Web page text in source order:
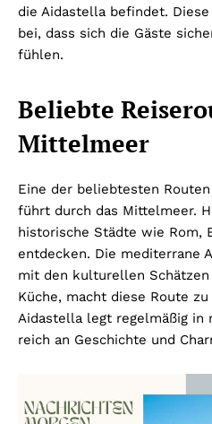
die Aidastella befindet.
bei, dass sich die Gäste
fühlen.
Beliebte
Mittelmeer
Eine der beliebtesten
führt durch das Mittelmeer.
historische Städte wie Rom,
entdecken. Die mediterrane
mit den kulturellen
Küche, macht diese Route
Aidastella legt regelmäßig in
reich an Geschichte und